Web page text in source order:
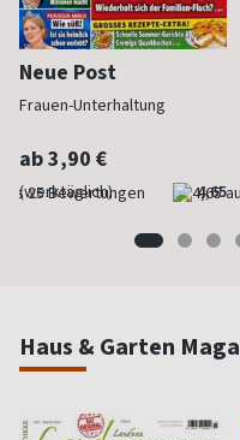
Neue Post
Frauen-Unterhaltung
ab 3,90 €
(werktäglich) 4,65
Haus & Garten